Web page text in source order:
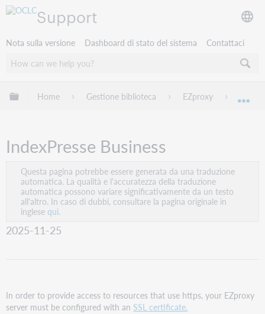
Support
Nota sulla versione Dashboard di stato del sistema Contattaci
Espandi/comprimi la gerarchia globale
Home Gestione biblioteca EZproxy
IndexPresse Business
Questa pagina potrebbe essere generata da una traduzione
automatica. La qualità e l'accuratezza della traduzione
automatica possono variare significativamente da un testo
all'altro. In caso di dubbi, consultare la pagina originale in
inglesequi.
2025-11-25
In order to provide access to resources that use https, your EZproxy
server must be configured with an SSL certificate.